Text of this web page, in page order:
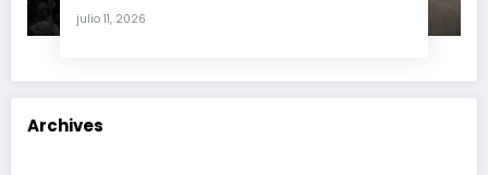
julio 11, 2026
Archives